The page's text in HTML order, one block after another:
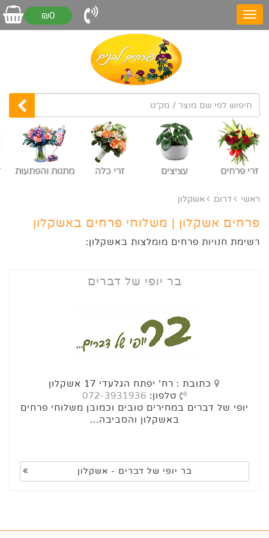
₪0
זרי פרחים עציצים זרי כלה מתנות והפתעות
ראשי דרום אשקלון
פרחים אשקלון | משלוחי פרחים באשקלון
רשימת חנויות פרחים מומלצות באשקלון:
בר יופי של דברים
כתובת : רח' יפתח הגלעדי 17 אשקלון
טלפון: 072-3931936
יופי של דברים במחירים טובים וכמובן משלוחי פרחים
באשקלון והסביבה...
בר יופי של דברים - אשקלון